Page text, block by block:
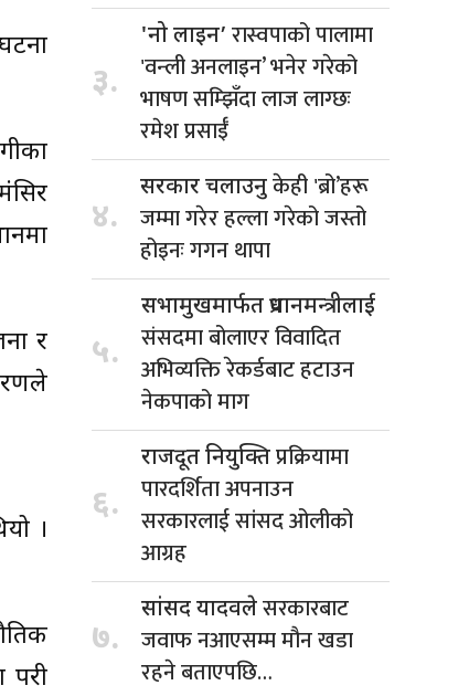
र
।
परी
३.
'नो लाइन’ रास्वपाको पालामा
'वन्ली अनलाइन’ भनेर गरेको
भाषण सम्झिँदा लाज लाग्छः
रमेश प्रसाईँ
४.
सरकार चलाउनुकेही 'ब्रो’हरू
जम्मा गरेर हल्ला गरेको जस्तो
होइनः गगन थापा
५.
सभामुखमार्फत प्रधानमन्त्रीलाई
संसदमा बोलाएर विवादित
अभिव्यक्ति रेकर्डबाट हटाउन
नेकपाको माग
६.
राजदूत नियुक्तिप्रक्रियामा
पारदर्शिता अपनाउन
सरकारलाई सांसद ओलीको
आग्रह
७.
सांसद यादवलेसरकारबाट
जवाफ नआएसम्म मौन खडा
रहने बताएपछि…